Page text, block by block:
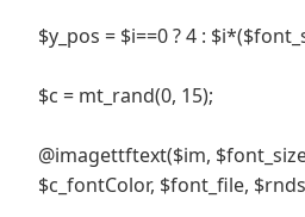
$y_pos = $i==0 ? 4 :
$c = mt_rand(0, 15);
@imagettftext($im,
$c_fontColor, $font_file,